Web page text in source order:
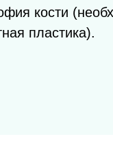
кости
пластика).